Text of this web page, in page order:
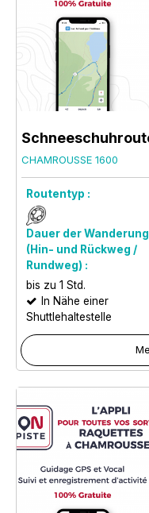
CHAMROUSSE 1600
Routentyp :
Dauer der Wanderung
(Hin- und Rückweg /
Rundweg) :
bis zu 1 Std.
In Nähe einer
Shuttlehaltestelle